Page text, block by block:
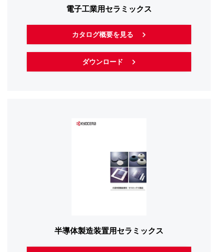
電子工業用セラミックス
カタログ概要を見る
ダウンロード
半導体製造装置用 セラミックス